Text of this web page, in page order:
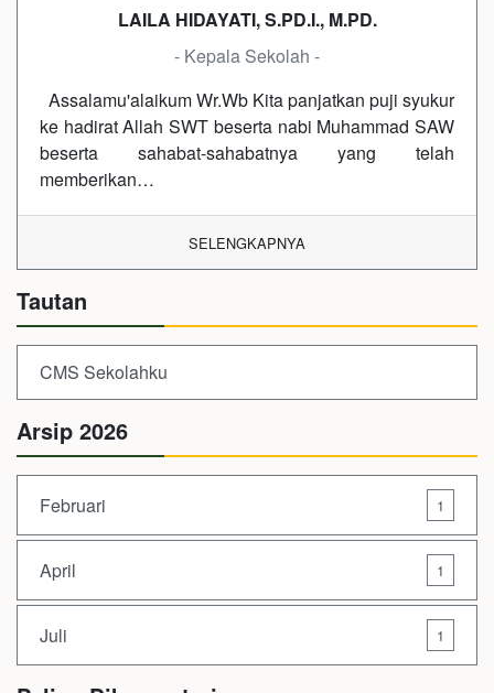
LAILA HIDAYATI, S.PD.I., M.PD.
- Kepala Sekolah -
Assalamu'alaikum Wr.Wb Kita panjatkan puji syukur
ke hadirat Allah SWT beserta nabi Muhammad SAW
beserta sahabat-sahabatnya yang telah
memberikan…
SELENGKAPNYA
Tautan
CMS Sekolahku
Arsip 2026
Februari 1
April 1
Juli 1